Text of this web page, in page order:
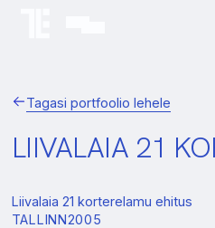
Tagasi portfoolio lehele
LIIVALAIA 21
Liivalaia 21 korterelamu ehitus
TALLINN2005